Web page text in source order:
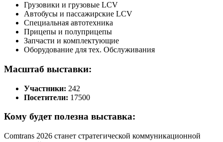
Грузовики и грузовые LCV
Автобусы и пассажирские LCV
Специальная автотехника
Прицепы и полуприцепы
Запчасти и комплектующие
Оборудование для тех. Обслуживания
Масштаб выставки:
Участники: 242
Посетители: 17500
Кому будет полезна выставка:
Comtrans 2026 станет стратегической коммуникационной